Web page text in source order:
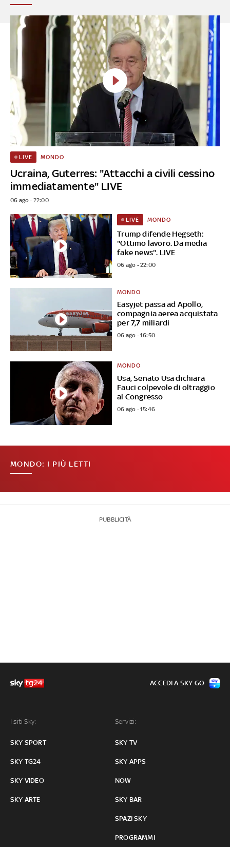
Ucraina, Guterres: "Attacchi a civili cessino
immediatamente" LIVE
LIVE MONDO
06 ago - 22:00
Trump difende Hegseth:
"Ottimo lavoro. Da media
fake news". LIVE
LIVE MONDO
06 ago - 22:00
Easyjet passa ad Apollo,
compagnia aerea acquistata
per 7,7 miliardi
MONDO
06 ago - 16:50
Usa, Senato Usa dichiara
Fauci colpevole di oltraggio
al Congresso
MONDO
06 ago - 15:46
MONDO: I PIÙ LETTI
PUBBLICITÀ
I siti Sky:
SKY SPORT
SKY TG24
SKY VIDEO
SKY ARTE
Servizi:
SKY TV
SKY APPS
NOW
SKY BAR
SPAZI SKY
PROGRAMMI
ACCEDI A SKY GO